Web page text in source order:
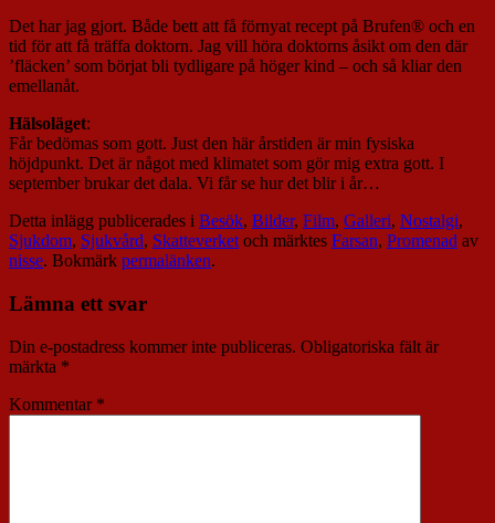
Det har jag gjort. Både bett att få förnyat recept på Brufen® och en
tid för att få träffa doktorn. Jag vill höra doktorns åsikt om den där
’fläcken’ som börjat bli tydligare på höger kind – och så kliar den
emellanåt.
Hälsoläget:
Får bedömas som gott. Just den här årstiden är min fysiska
höjdpunkt. Det är något med klimatet som gör mig extra gott. I
september brukar det dala. Vi får se hur det blir i år…
Detta inlägg publicerades i Besök, Bilder, Film, Galleri, Nostalgi,
Sjukdom, Sjukvård, Skatteverketoch märktes Farsan, Promenad av
nisse. Bokmärk permalänken.
Lämna ett svar
Din e-postadress kommer inte publiceras. Obligatoriska fält är
märkta *
Kommentar *